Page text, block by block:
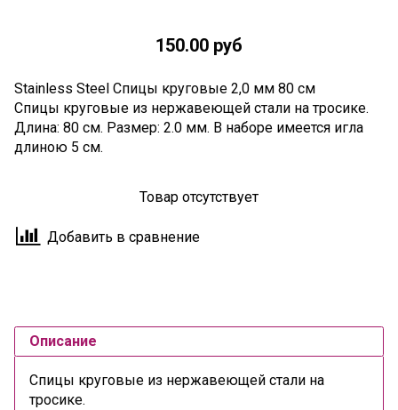
150.00 руб
Stainless Steel Спицы круговые 2,0 мм 80 см
Спицы круговые из нержавеющей стали на тросике.
Длина: 80 см. Размер: 2.0 мм. В наборе имеется игла
длиною 5 см.
Товар отсутствует
Добавить в сравнение
Описание
Спицы круговые из нержавеющей стали на
тросике.